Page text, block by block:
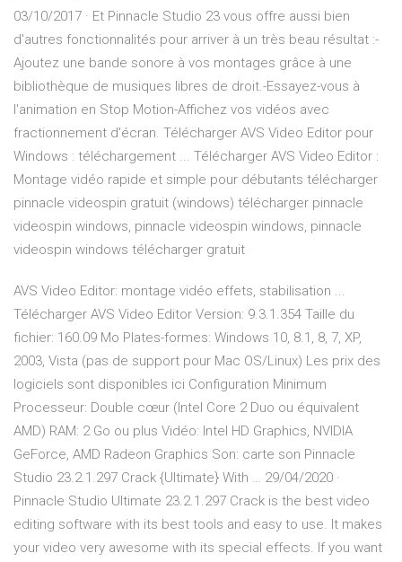
03/10/2017 · Et Pinnacle Studio 23 vous offre aussi bien
d'autres fonctionnalités pour arriver à un très beau résultat :-
Ajoutez une bande sonore à vos montages grâce à une
bibliothèque de musiques libres de droit.-Essayez-vous à
l'animation en Stop Motion-Affichez vos vidéos avec
fractionnement d'écran. Télécharger AVS Video Editor pour
Windows : téléchargement ... Télécharger AVS Video Editor :
Montage vidéo rapide et simple pour débutants télécharger
pinnacle videospin gratuit (windows) télécharger pinnacle
videospin windows, pinnacle videospin windows, pinnacle
videospin windows télécharger gratuit
AVS Video Editor: montage vidéo effets, stabilisation ...
Télécharger AVS Video Editor Version: 9.3.1.354 Taille du
fichier: 160.09 Mo Plates-formes: Windows 10, 8.1, 8, 7, XP,
2003, Vista (pas de support pour Mac OS/Linux) Les prix des
logiciels sont disponibles ici Configuration Minimum
Processeur: Double cœur (Intel Core 2 Duo ou équivalent
AMD) RAM: 2 Go ou plus Vidéo: Intel HD Graphics, NVIDIA
GeForce, AMD Radeon Graphics Son: carte son Pinnacle
Studio 23.2.1.297 Crack {Ultimate} With … 29/04/2020 ·
Pinnacle Studio Ultimate 23.2.1.297 Crack is the best video
editing software with its best tools and easy to use. It makes
your video very awesome with its special effects. If you want